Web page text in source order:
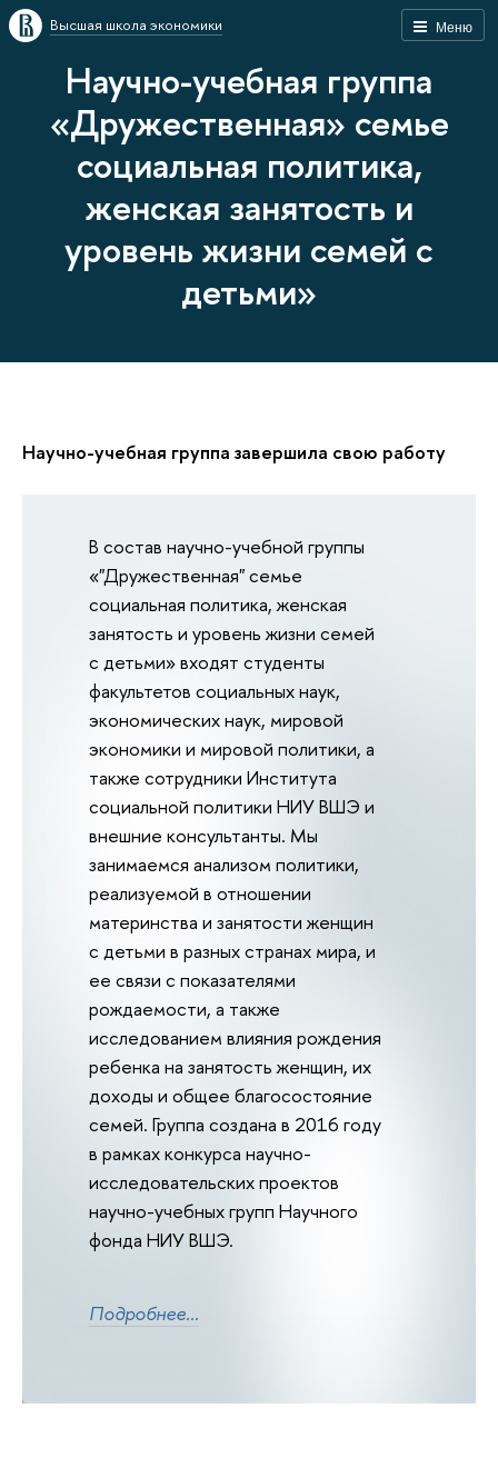
Меню
Высшая школа экономики
Научно-учебная группа
«Дружественная» семье
социальная политика,
женская занятость и
уровень жизни семей с
детьми»
Научно-учебная группа завершила свою работу
В состав научно-учебной группы
«"Дружественная" семье
социальная политика, женская
занятость и уровень жизни семей
с детьми» входят студенты
факультетов социальных наук,
экономических наук, мировой
экономики и мировой политики, а
также сотрудники Института
социальной политики НИУ ВШЭ и
внешние консультанты. Мы
занимаемся анализом политики,
реализуемой в отношении
материнства и занятости женщин
с детьми в разных странах мира, и
ее связи с показателями
рождаемости, а также
исследованием влияния рождения
ребенка на занятость женщин, их
доходы и общее благосостояние
семей. Группа создана в 2016 году
в рамках конкурса научно-
исследовательских проектов
научно-учебных групп Научного
фонда НИУ ВШЭ.
Подробнее...